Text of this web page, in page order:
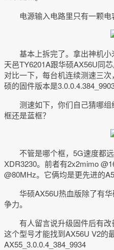
电源输入电路里只有一颗电
基本上拆完了。拿出神机
天邑TY6201A跟华硕AX56U同
对比一下，每台机连续测速三
硕的固件版本是
测速如下，你们自己猜哪
框还是蓝框？
不管是哪个框，5G速度都
XDR3230。前者有2x2mimo
@80MHz。它俩均是更先进的
华硕AX56U热血版除了有
争力。
有人留言说升级固件后有
这个型号才能找到AX56U V2的
AX55_3.0.0.4_384_9934